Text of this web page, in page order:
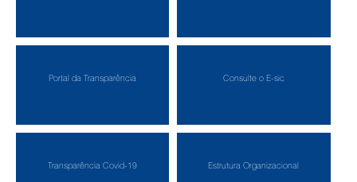
Portal da Transparência Consulte o E-sic
Transparência Covid-19 Estrutura Organizacional